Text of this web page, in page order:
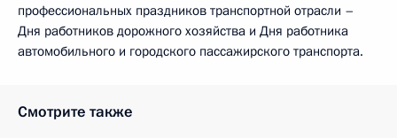
профессиональных праздников транспортной отрасли –
Дня работников дорожного хозяйства и Дня работника
автомобильного и городского пассажирского транспорта.
Смотрите также